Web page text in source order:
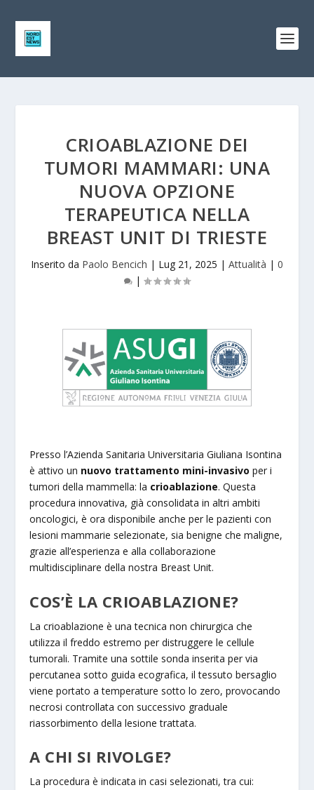
CRIOABLAZIONE DEI
TUMORI MAMMARI: UNA
NUOVA OPZIONE
TERAPEUTICA NELLA
BREAST UNIT DI TRIESTE
Inserito da Paolo Bencich | Lug 21, 2025 | Attualità | 0
|
Presso l’Azienda Sanitaria Universitaria Giuliana Isontina
è attivo un nuovo trattamento mini-invasivo per i
tumori della mammella: la crioablazione. Questa
procedura innovativa, già consolidata in altri ambiti
oncologici, è ora disponibile anche per le pazienti con
lesioni mammarie selezionate, sia benigne che maligne,
grazie all’esperienza e alla collaborazione
multidisciplinare della nostra Breast Unit.
COS’È LA CRIOABLAZIONE?
La crioablazione è una tecnica non chirurgica che
utilizza il freddo estremo per distruggere le cellule
tumorali. Tramite una sottile sonda inserita per via
percutanea sotto guida ecografica, il tessuto bersaglio
viene portato a temperature sotto lo zero, provocando
necrosi controllata con successivo graduale
riassorbimento della lesione trattata.
A CHI SI RIVOLGE?
La procedura è indicata in casi selezionati, tra cui: